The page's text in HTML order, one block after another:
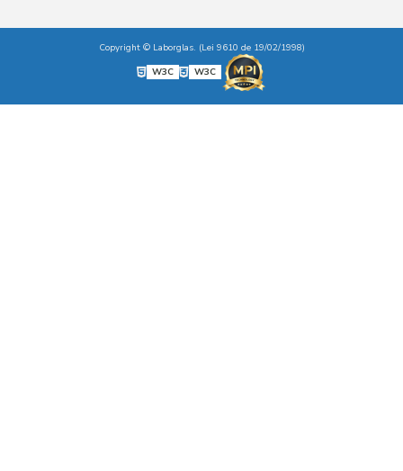
Copyright © Laborglas. (Lei 9610 de 19/02/1998)
W3C
W3C